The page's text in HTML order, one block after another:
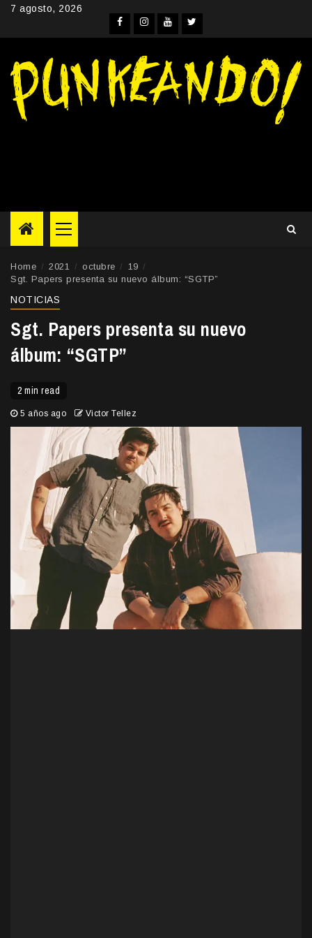
Skip7 agosto, 2026
Facebook
Instagram
YouTube
Twitter
Primary
Menu
Home 2021 octubre
19
Sgt. Papers presenta su nuevo álbum: “SGTP”
NOTICIAS
Sgt. Papers presenta su nuevo
álbum: “SGTP”
2 min read
5 años ago Victor Tellez